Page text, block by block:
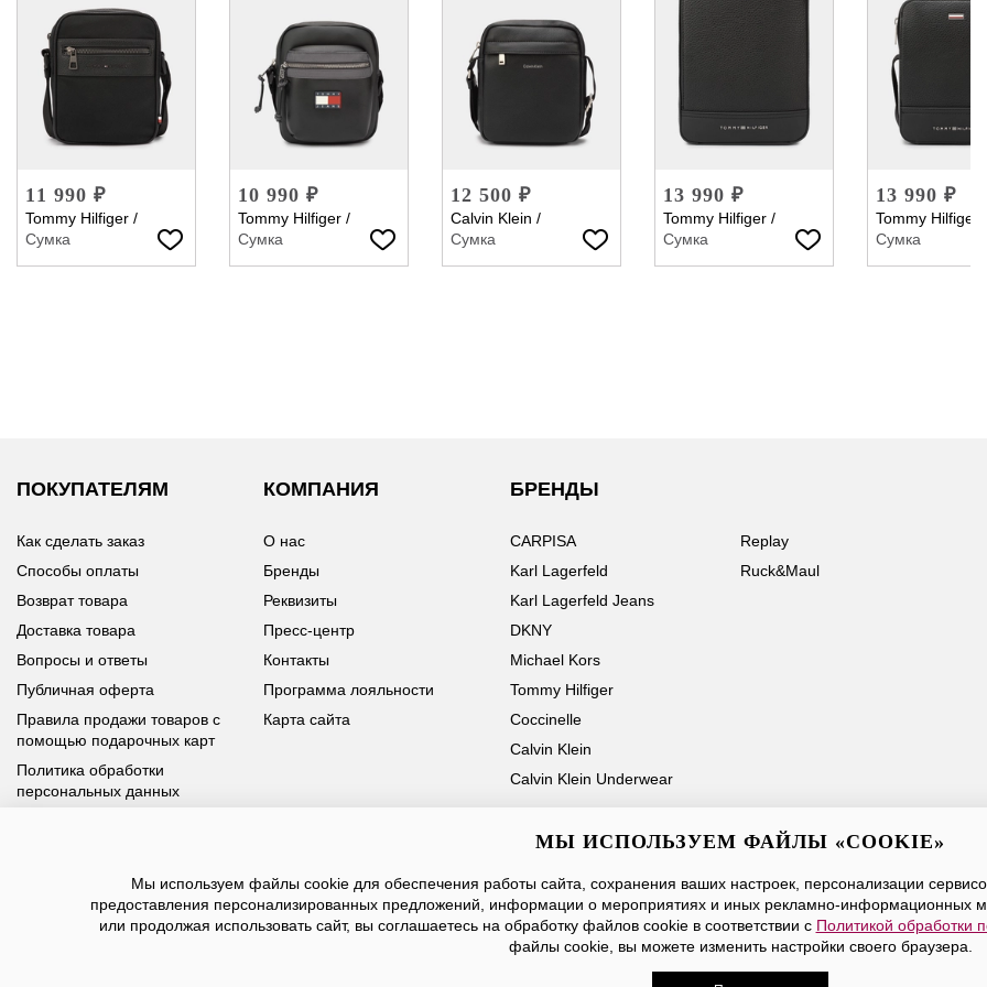
11 990 ₽
Tommy Hilfiger /
Сумка
10 990 ₽
Tommy Hilfiger /
Сумка
12 500 ₽
Calvin Klein /
Сумка
13 990 ₽
Tommy Hilfiger /
Сумка
13 990 ₽
Tommy Hilfiger
Сумка
ПОКУПАТЕЛЯМ
Как сделать заказ
Способы оплаты
Возврат товара
Доставка товара
Вопросы и ответы
Публичная оферта
Правила продажи товаров с
помощью подарочных карт
Политика обработки
персональных данных
КОМПАНИЯ
О нас
Бренды
Реквизиты
Пресс-центр
Контакты
Программа лояльности
Карта сайта
БРЕНДЫ
CARPISA
Karl Lagerfeld
Karl Lagerfeld Jeans
DKNY
Michael Kors
Tommy Hilfiger
Coccinelle
Calvin Klein
Calvin Klein Underwear
Replay
Ruck&Maul
У вас возникли вопросы?
Позвоните нам по телефону8 800 100 93 39или заполните
форму, мы обязательно с вами свяжемся
Ваше имя Email
Нажимая на кнопку «Отправить», вы принимаете условияПубличной оферты
МЫ ИСПОЛЬЗУЕМ ФАЙЛЫ «COOKIE»
Мы используем файлы cookie для обеспечения работы сайта, сохранения ваших настроек, персонализации
предоставления персонализированных предложений, информации о мероприятиях и иных рекламно-информационных
или продолжая использовать сайт, вы соглашаетесь на обработку файлов cookie в соответствии с Политикой обработки
файлы cookie, вы можете изменить настройки своего браузера.